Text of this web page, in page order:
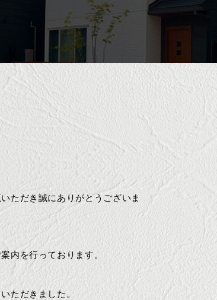
ただき誠にありがとうございま
内を行っております。
ただきました。